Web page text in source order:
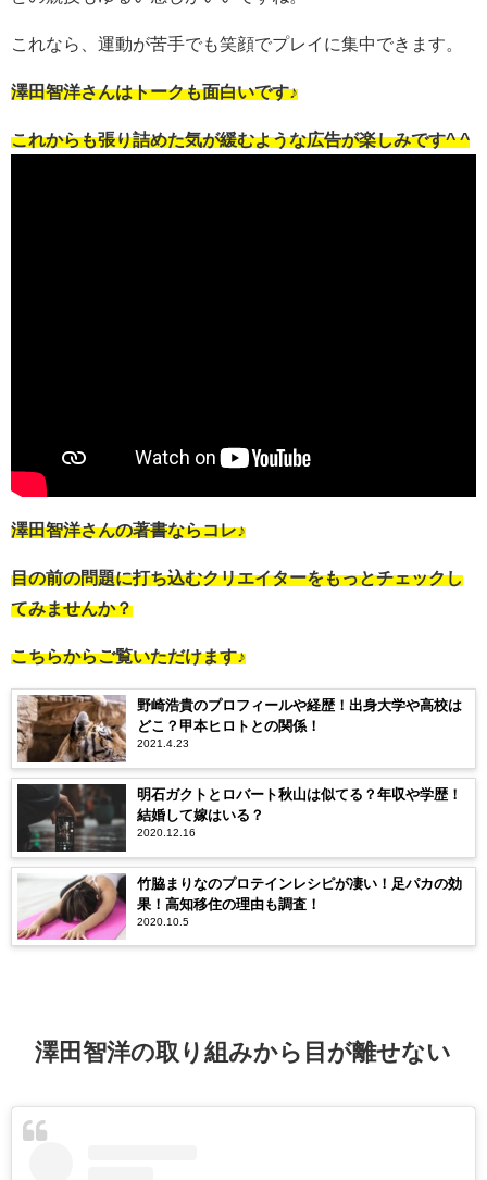
これなら、運動が苦手でも笑顔でプレイに集中できます。
澤田智洋さんはトークも面白いです♪
これからも張り詰めた気が緩むような広告が楽しみです^ ^
澤田智洋さんの著書ならコレ♪
目の前の問題に打ち込むクリエイターをもっとチェックし
てみませんか？
こちらからご覧いただけます♪
野崎浩貴のプロフィールや経歴！出身大学や高校は
どこ？甲本ヒロトとの関係！
2021.4.23
明石ガクトとロバート秋山は似てる？年収や学歴！
結婚して嫁はいる？
2020.12.16
竹脇まりなのプロテインレシピが凄い！足パカの効
果！高知移住の理由も調査！
2020.10.5
澤田智洋の取り組みから目が離せない